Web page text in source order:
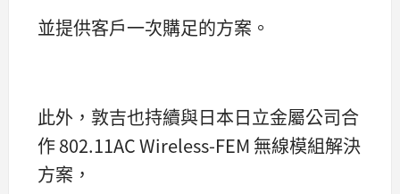
並提供客戶一次購足的方案。
此外，敦吉也持續與日本日立金屬公司合
作 802.11AC Wireless-FEM 無線模組解決
方案，